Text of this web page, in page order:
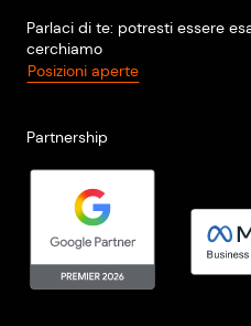
Parlaci di te: potresti essere
cerchiamo
Posizioni aperte
Partnership